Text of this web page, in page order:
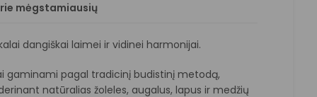
mėgstamiausių
dangiškai laimei ir vidinei harmonijai.
gaminami pagal tradicinį budistinį metodą,
natūralias žoleles, augalus, lapus ir medžių